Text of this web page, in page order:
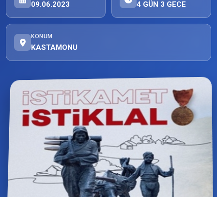
09.06.2023 4 GÜN 3 GECE
KONUM
KASTAMONU